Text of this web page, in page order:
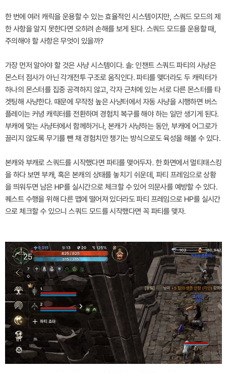
한 번에 여러 캐릭을 운용할 수 있는 효율적인 시스템이지만, 스쿼드 모드의 제
한 사항을 알지 못한다면 오히려 손해를 보게 된다. 스쿼드 모드를 운용할 때,
주의해야 할 사항은 무엇이 있을까?
가장 먼저 알아야 할 것은 사냥 시스템이다. 솔: 인챈트 스쿼드 파티의 사냥은
몬스터 점사가 아닌 각개전투 구조로 움직인다. 파티를 맺더라도 두 캐릭터가
하나의 몬스터를 집중 공격하지 않고, 각자 근처에 있는 서로 다른 몬스터를 타
겟팅해 사냥한다. 때문에 무작정 높은 사냥터에서 자동 사냥을 시행하면 버스
플레이는 커녕 캐릭터를 전환하며 경험치 복구를 해야 하는 일만 생기게 된다.
부캐에 맞는 사냥터에서 함께하거나, 본캐가 사냥하는 동안, 부캐에 어그로가
끌리지 않도록 무기를 뺀 채 경험치만 챙기는 방식으로도 육성을 해볼 수 있다.
본캐와 부캐로 스쿼드를 시작했다면 파티를 맺어두자. 한 화면에서 멀티태스킹
을 하다 보면 부캐, 혹은 본캐의 상태를 놓치기 쉬운데, 파티 프레임으로 상황
을 띄워두면 남은 HP를 실시간으로 체크할 수 있어 의문사를 예방할 수 있다.
퀘스트 수행을 위해 다른 맵에 떨어져 있더라도 파티 프레임으로 HP를 실시간
으로 체크할 수 있으니 스쿼드 모드를 시작했다면 꼭 파티를 맺자.